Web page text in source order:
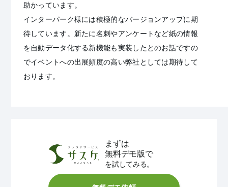
助かっています。
インターパーク様には積極的なバージョンアップに期
待しています。新たに名刺やアンケートなど紙の情報
を自動データ化する新機能も実装したとのお話ですの
でイベントへの出展頻度の高い弊社としては期待して
おります。
まずは
無料デモ版で
を試してみる。